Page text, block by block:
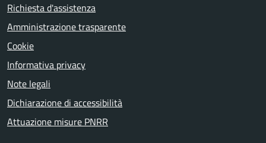
Richiesta d'assistenza
Amministrazione trasparente
Cookie
Informativa privacy
Note legali
Dichiarazione di accessibilità
Attuazione misure PNRR